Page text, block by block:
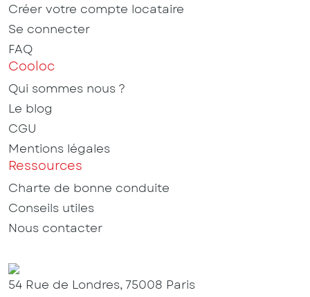
Créer votre compte locataire
Se connecter
FAQ
Cooloc
Qui sommes nous ?
Le blog
CGU
Mentions légales
Ressources
Charte de bonne conduite
Conseils utiles
Nous contacter
54 Rue de Londres, 75008 Paris